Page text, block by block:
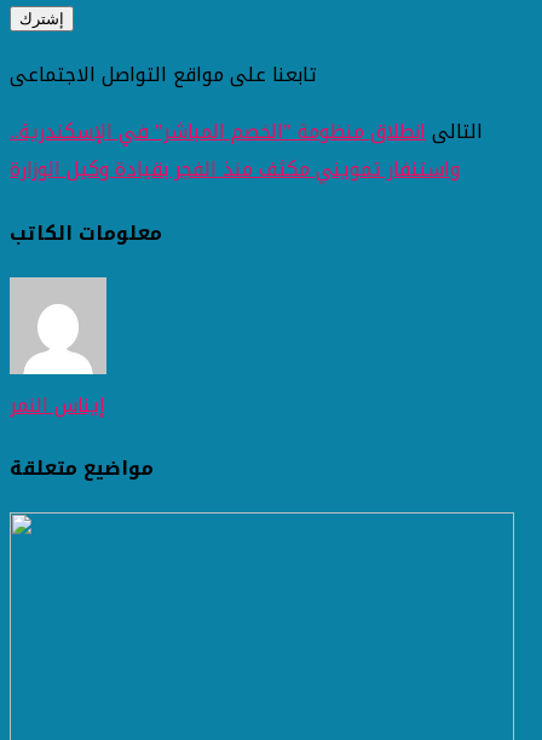
تابعنا على مواقع التواصل الاجتماعى
التالىانطلاق منظومة "الخصم المباشر" في الإسكندرية..
واستنفار تمويني مكثف منذ الفجر بقيادة وكيل الوزارة
معلومات الكاتب
إيناس النمر
مواضيع متعلقة